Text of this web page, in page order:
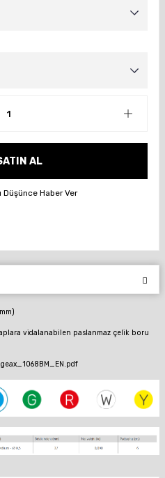
AL
Düşünce Haber Ver
vidalanabilen paslanmaz çelik boru